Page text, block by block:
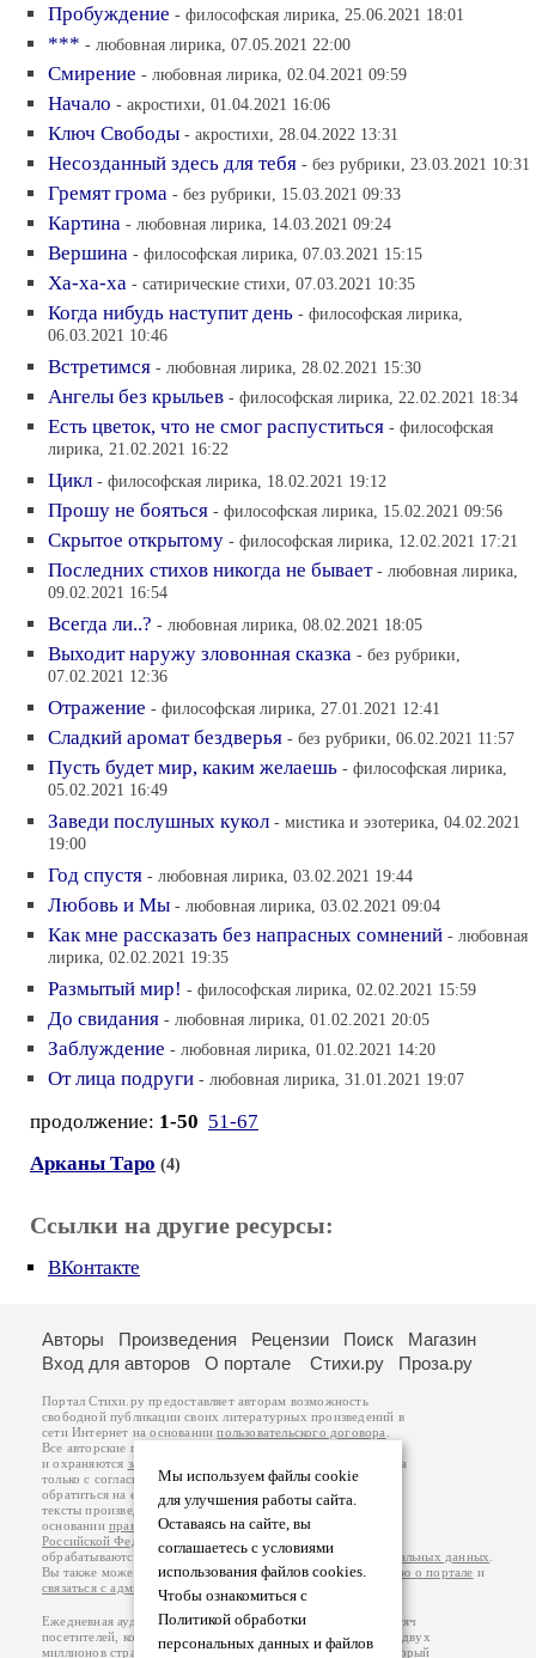
Пробуждение - философская лирика, 25.06.2021 18:01
*** - любовная лирика, 07.05.2021 22:00
Смирение - любовная лирика, 02.04.2021 09:59
Начало - акростихи, 01.04.2021 16:06
Ключ Свободы - акростихи, 28.04.2022 13:31
Несозданный здесь для тебя - без рубрики, 23.03.2021 10:31
Гремят грома - без рубрики, 15.03.2021 09:33
Картина - любовная лирика, 14.03.2021 09:24
Вершина - философская лирика, 07.03.2021 15:15
Ха-ха-ха - сатирические стихи, 07.03.2021 10:35
Когда нибудь наступит день - философская лирика,
06.03.2021 10:46
Встретимся - любовная лирика, 28.02.2021 15:30
Ангелы без крыльев - философская лирика, 22.02.2021 18:34
Есть цветок, что не смог распуститься - философская
лирика, 21.02.2021 16:22
Цикл - философская лирика, 18.02.2021 19:12
Прошу не бояться - философская лирика, 15.02.2021 09:56
Скрытое открытому - философская лирика, 12.02.2021 17:21
Последних стихов никогда не бывает - любовная лирика,
09.02.2021 16:54
Всегда ли..? - любовная лирика, 08.02.2021 18:05
Выходит наружу зловонная сказка - без рубрики,
07.02.2021 12:36
Отражение - философская лирика, 27.01.2021 12:41
Сладкий аромат бездверья - без рубрики, 06.02.2021 11:57
Пусть будет мир, каким желаешь - философская лирика,
05.02.2021 16:49
Заведи послушных кукол - мистика и эзотерика, 04.02.2021
19:00
Год спустя - любовная лирика, 03.02.2021 19:44
Любовь и Мы - любовная лирика, 03.02.2021 09:04
Как мне рассказать без напрасных сомнений - любовная
лирика, 02.02.2021 19:35
Размытый мир! - философская лирика, 02.02.2021 15:59
До свидания - любовная лирика, 01.02.2021 20:05
Заблуждение - любовная лирика, 01.02.2021 14:20
От лица подруги - любовная лирика, 31.01.2021 19:07
продолжение: 1-50 51-67
Арканы Таро (4)
Ссылки на другие ресурсы:
ВКонтакте
Мы используем файлы cookie
для улучшения работы сайта.
Оставаясь на сайте, вы
соглашаетесь с условиями
использования файлов cookies.
Чтобы ознакомиться с
Политикой обработки
персональных данных и файлов
Авторы Произведения Рецензии Поиск
Магазин
Вход для авторов
О портале Стихи.ру Проза.ру
Портал Стихи.ру предоставляет авторам возможность
свободной публикации своих литературных произведений в
сети Интернет на основаниипользовательского договора
Все авторские права на произведения принадлежат авторам
и охраняются законом
. Перепечатка произведений возможна
только с согласия его автора, к которому вы можете
обратиться на его авторской странице. Ответственность за
тексты произведений авторы несут самостоятельно на
основанииправил публикацииизаконодательства
Российской Федерации
обрабатываются на основанииПолитики обработки персональных данных
Вы также можете посмотреть более подробнуюинформацию о портале и
связаться с администрацией
Ежедневная аудитория портала Стихи.ру – порядка 200 тысяч
посетителей, которые в общей сумме просматривают более двух
миллионов страниц по данным счетчика посещаемости, который